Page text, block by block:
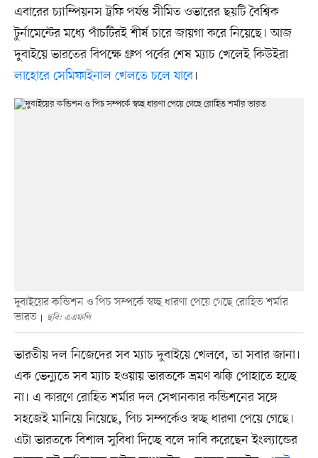
এবারের চ্যাম্পিয়নস ট্রফি পর্যন্ত সীমিত ওভারের ছয়টি বৈশ্বিক
টুর্নামেন্টের মধ্যে পাঁচটিরই শীর্ষ চারে জায়গা করে নিয়েছে। আজ
দুবাইয়ে ভারতের বিপক্ষে গ্রুপ পর্বের শেষ ম্যাচ খেলেই কিউইরা
লাহোরে সেমিফাইনাল খেলতে চলে যাবে।
দুবাইয়ের কন্ডিশন ও পিচ সম্পর্কে স্বচ্ছ ধারণা পেয়ে গেছে রোহিত শর্মার
ভারত
ছবি: এএফপি
ভারতীয় দল নিজেদের সব ম্যাচ দুবাইয়ে খেলবে, তা সবার জানা।
এক ভেন্যুতে সব ম্যাচ হওয়ায় ভারতকে ভ্রমণ ঝক্কি পোহাতে হচ্ছে
না। এ কারণে রোহিত শর্মার দল সেখানকার কন্ডিশনের সঙ্গে
সহজেই মানিয়ে নিয়েছে, পিচ সম্পর্কেও স্বচ্ছ ধারণা পেয়ে গেছে।
এটা ভারতকে বিশাল সুবিধা দিচ্ছে বলে দাবি করেছেন ইংল্যান্ডের